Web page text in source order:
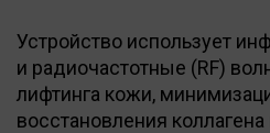
Устройство использует
и радиочастотные (RF)
лифтинга кожи,
восстановления